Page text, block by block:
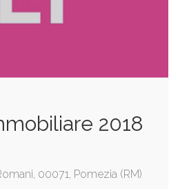
2018
00071, Pomezia (RM)